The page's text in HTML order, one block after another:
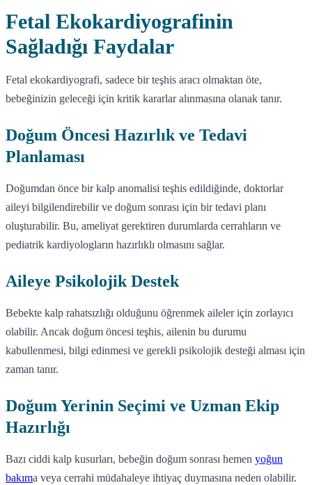
Fetal Ekokardiyografinin
Sağladığı Faydalar
Fetal ekokardiyografi, sadece bir teşhis aracı olmaktan öte,
bebeğinizin geleceği için kritik kararlar alınmasına olanak tanır.
Doğum Öncesi Hazırlık ve Tedavi
Planlaması
Doğumdan önce bir kalp anomalisi teşhis edildiğinde, doktorlar
aileyi bilgilendirebilir ve doğum sonrası için bir tedavi planı
oluşturabilir. Bu, ameliyat gerektiren durumlarda cerrahların ve
pediatrik kardiyologların hazırlıklı olmasını sağlar.
Aileye Psikolojik Destek
Bebekte kalp rahatsızlığı olduğunu öğrenmek aileler için zorlayıcı
olabilir. Ancak doğum öncesi teşhis, ailenin bu durumu
kabullenmesi, bilgi edinmesi ve gerekli psikolojik desteği alması için
zaman tanır.
Doğum Yerinin Seçimi ve Uzman Ekip
Hazırlığı
Bazı ciddi kalp kusurları, bebeğin doğum sonrası hemen yoğun
bakıma veya cerrahi müdahaleye ihtiyaç duymasına neden olabilir.